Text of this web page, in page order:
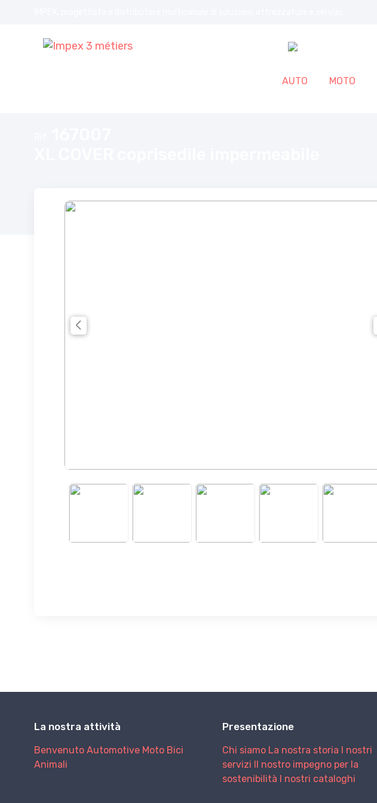
AUTO MOTO
La nostra attività
Benvenuto Automotive Moto Bici
Animali
Presentazione
Chi siamo La nostra storia I nostri
servizi Il nostro impegno per la
sostenibilità I nostri cataloghi